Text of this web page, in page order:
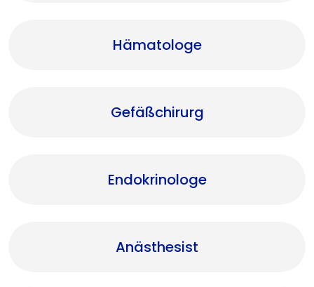
Hämatologe
Gefäßchirurg
Endokrinologe
Anästhesist